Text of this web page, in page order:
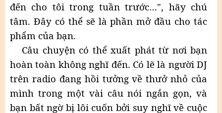
đến cho tôi trong tuần trước…", hãy chú
tâm. Đây có thể sẽ là phần mở đầu cho tác
phẩm của bạn.
Câu chuyện có thể xuất phát từ nơi bạn
hoàn toàn không nghĩ đến. Có lẽ là người DJ
trên radio đang hồi tưởng về thưở nhỏ của
mình trong một vài câu nói ngắn gọn, và
bạn bất ngờ bị lôi cuốn bởi suy nghĩ về cuộc